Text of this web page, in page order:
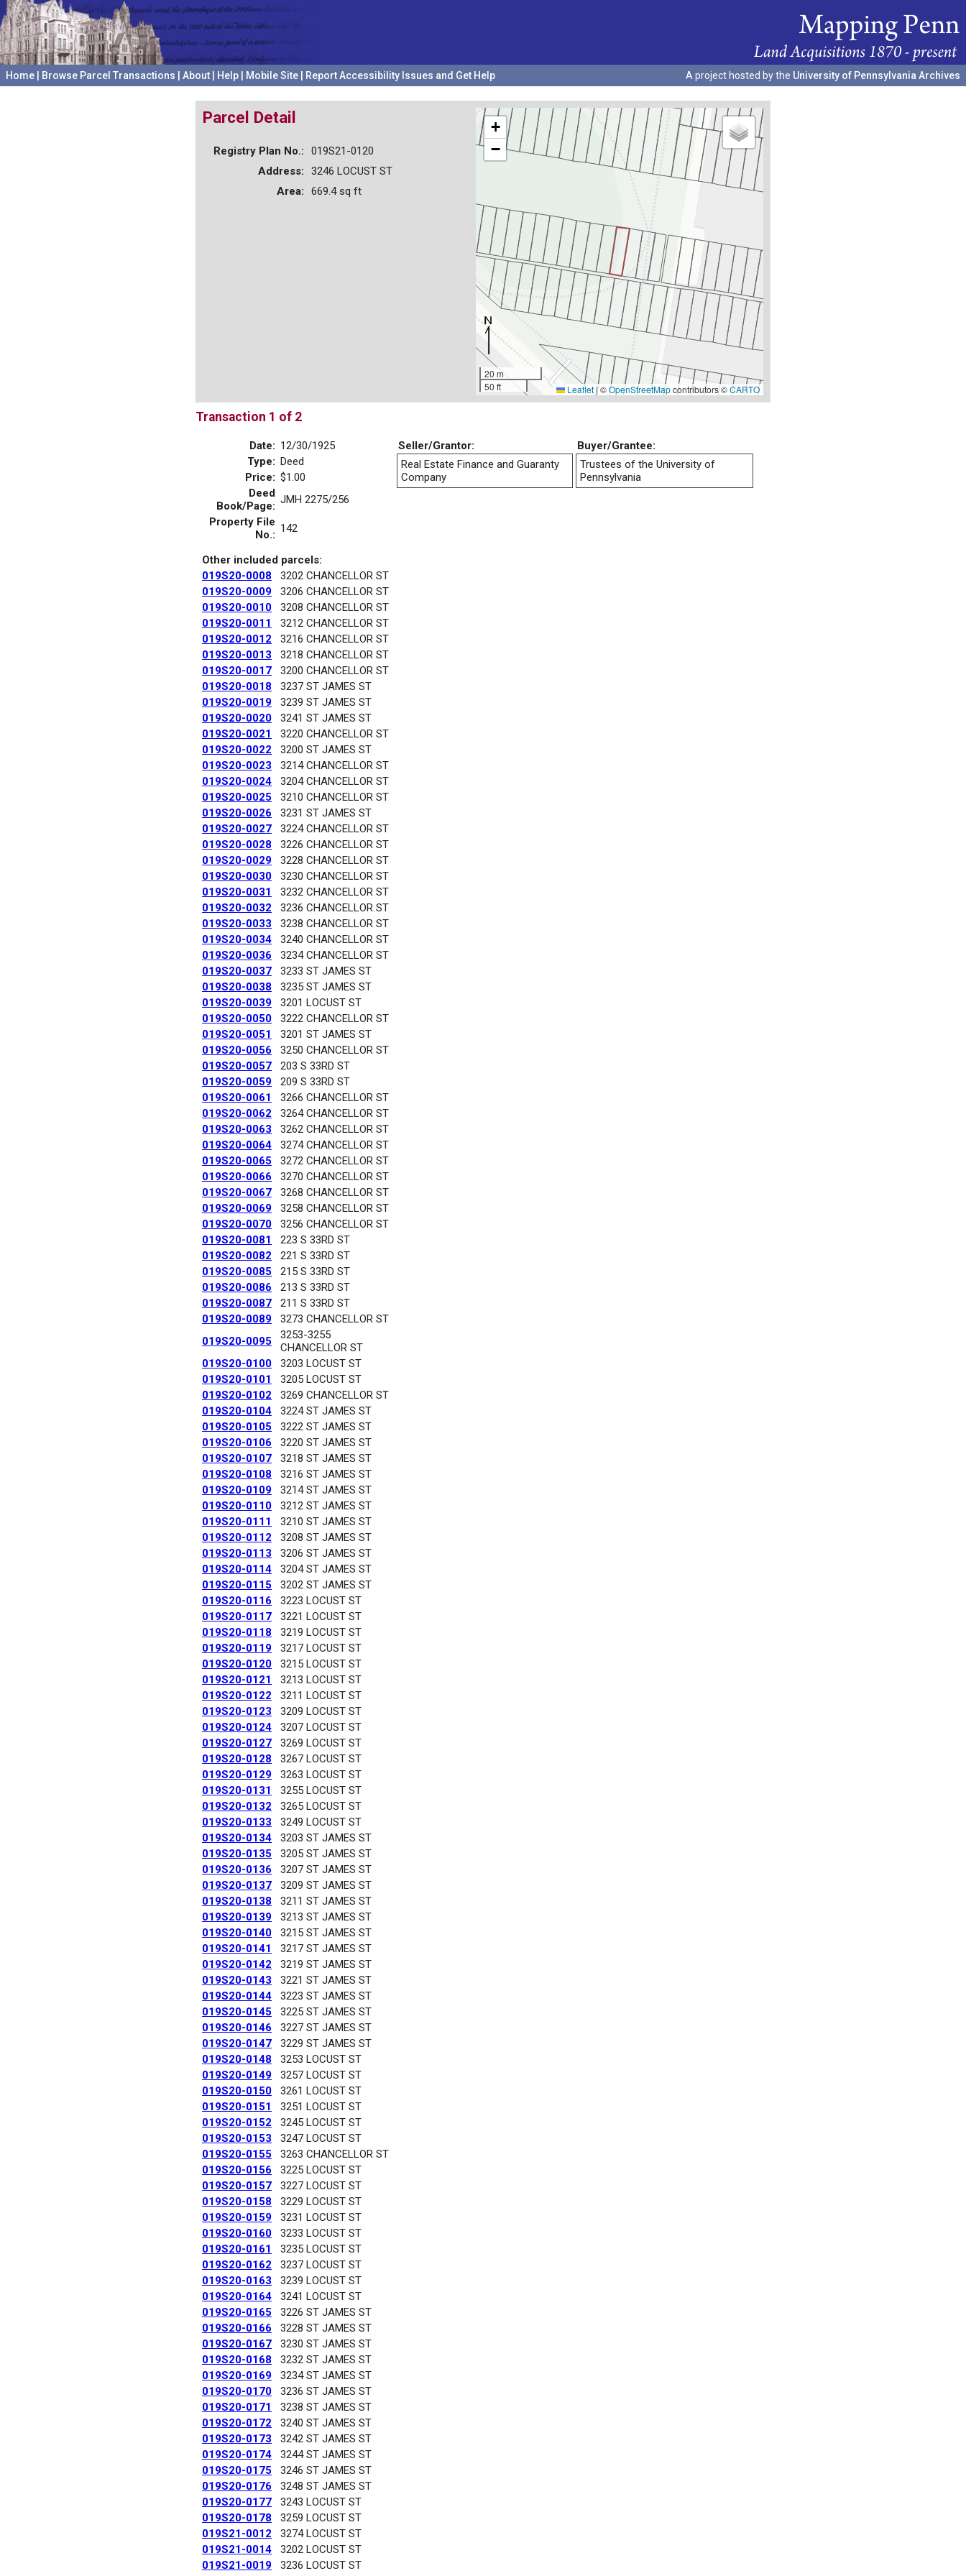
Home Browse Parcel Transactions About Help Mobile Site Report Accessibility Issues and Get Help A project hosted by the University of Pennsylvania Archives
+
−
20 m
50 ft
Leaflet |©OpenStreetMapcontributors ©CARTO
Parcel Detail
Registry Plan No.:
019S21-0120
Address:
3246 LOCUST ST
Area:
669.4 sq ft
Transaction 1 of 2
Date: 12/30/1925
Type: Deed
Price: $1.00
Deed
Book/Page: JMH 2275/256
Property File
No.: 142
Other included parcels:
019S20-0008
3202 CHANCELLOR ST
019S20-0009
3206 CHANCELLOR ST
019S20-0010
3208 CHANCELLOR ST
019S20-0011
3212 CHANCELLOR ST
019S20-0012
3216 CHANCELLOR ST
019S20-0013
3218 CHANCELLOR ST
019S20-0017
3200 CHANCELLOR ST
019S20-0018
3237 ST JAMES ST
019S20-0019
3239 ST JAMES ST
019S20-0020
3241 ST JAMES ST
019S20-0021
3220 CHANCELLOR ST
019S20-0022
3200 ST JAMES ST
019S20-0023
3214 CHANCELLOR ST
019S20-0024
3204 CHANCELLOR ST
019S20-0025
3210 CHANCELLOR ST
019S20-0026
3231 ST JAMES ST
019S20-0027
3224 CHANCELLOR ST
019S20-0028
3226 CHANCELLOR ST
019S20-0029
3228 CHANCELLOR ST
019S20-0030
3230 CHANCELLOR ST
019S20-0031
3232 CHANCELLOR ST
019S20-0032
3236 CHANCELLOR ST
019S20-0033
3238 CHANCELLOR ST
019S20-0034
3240 CHANCELLOR ST
019S20-0036
3234 CHANCELLOR ST
019S20-0037
3233 ST JAMES ST
019S20-0038
3235 ST JAMES ST
019S20-0039
3201 LOCUST ST
019S20-0050
3222 CHANCELLOR ST
019S20-0051
3201 ST JAMES ST
019S20-0056
3250 CHANCELLOR ST
019S20-0057
203 S 33RD ST
019S20-0059
209 S 33RD ST
019S20-0061
3266 CHANCELLOR ST
019S20-0062
3264 CHANCELLOR ST
019S20-0063
3262 CHANCELLOR ST
019S20-0064
3274 CHANCELLOR ST
019S20-0065
3272 CHANCELLOR ST
019S20-0066
3270 CHANCELLOR ST
019S20-0067
3268 CHANCELLOR ST
019S20-0069
3258 CHANCELLOR ST
019S20-0070
3256 CHANCELLOR ST
019S20-0081
223 S 33RD ST
019S20-0082
221 S 33RD ST
019S20-0085
215 S 33RD ST
019S20-0086
213 S 33RD ST
019S20-0087
211 S 33RD ST
019S20-0089
3273 CHANCELLOR ST
019S20-0095
3253-3255
CHANCELLOR ST
019S20-0100
3203 LOCUST ST
019S20-0101
3205 LOCUST ST
019S20-0102
3269 CHANCELLOR ST
019S20-0104
3224 ST JAMES ST
019S20-0105
3222 ST JAMES ST
019S20-0106
3220 ST JAMES ST
019S20-0107
3218 ST JAMES ST
019S20-0108
3216 ST JAMES ST
019S20-0109
3214 ST JAMES ST
019S20-0110
3212 ST JAMES ST
019S20-0111
3210 ST JAMES ST
019S20-0112
3208 ST JAMES ST
019S20-0113
3206 ST JAMES ST
019S20-0114
3204 ST JAMES ST
019S20-0115
3202 ST JAMES ST
019S20-0116
3223 LOCUST ST
019S20-0117
3221 LOCUST ST
019S20-0118
3219 LOCUST ST
019S20-0119
3217 LOCUST ST
019S20-0120
3215 LOCUST ST
019S20-0121
3213 LOCUST ST
019S20-0122
3211 LOCUST ST
019S20-0123
3209 LOCUST ST
019S20-0124
3207 LOCUST ST
019S20-0127
3269 LOCUST ST
019S20-0128
3267 LOCUST ST
019S20-0129
3263 LOCUST ST
019S20-0131
3255 LOCUST ST
019S20-0132
3265 LOCUST ST
019S20-0133
3249 LOCUST ST
019S20-0134
3203 ST JAMES ST
019S20-0135
3205 ST JAMES ST
019S20-0136
3207 ST JAMES ST
019S20-0137
3209 ST JAMES ST
019S20-0138
3211 ST JAMES ST
019S20-0139
3213 ST JAMES ST
019S20-0140
3215 ST JAMES ST
019S20-0141
3217 ST JAMES ST
019S20-0142
3219 ST JAMES ST
019S20-0143
3221 ST JAMES ST
019S20-0144
3223 ST JAMES ST
019S20-0145
3225 ST JAMES ST
019S20-0146
3227 ST JAMES ST
019S20-0147
3229 ST JAMES ST
019S20-0148
3253 LOCUST ST
019S20-0149
3257 LOCUST ST
019S20-0150
3261 LOCUST ST
019S20-0151
3251 LOCUST ST
019S20-0152
3245 LOCUST ST
019S20-0153
3247 LOCUST ST
019S20-0155
3263 CHANCELLOR ST
019S20-0156
3225 LOCUST ST
019S20-0157
3227 LOCUST ST
019S20-0158
3229 LOCUST ST
019S20-0159
3231 LOCUST ST
019S20-0160
3233 LOCUST ST
019S20-0161
3235 LOCUST ST
019S20-0162
3237 LOCUST ST
019S20-0163
3239 LOCUST ST
019S20-0164
3241 LOCUST ST
019S20-0165
3226 ST JAMES ST
019S20-0166
3228 ST JAMES ST
019S20-0167
3230 ST JAMES ST
019S20-0168
3232 ST JAMES ST
019S20-0169
3234 ST JAMES ST
019S20-0170
3236 ST JAMES ST
019S20-0171
3238 ST JAMES ST
019S20-0172
3240 ST JAMES ST
019S20-0173
3242 ST JAMES ST
019S20-0174
3244 ST JAMES ST
019S20-0175
3246 ST JAMES ST
019S20-0176
3248 ST JAMES ST
019S20-0177
3243 LOCUST ST
019S20-0178
3259 LOCUST ST
019S21-0012
3274 LOCUST ST
019S21-0014
3202 LOCUST ST
019S21-0019
3236 LOCUST ST
Seller/Grantor:
Buyer/Grantee:
Real Estate Finance and Guaranty
Company
Trustees of the University of
Pennsylvania